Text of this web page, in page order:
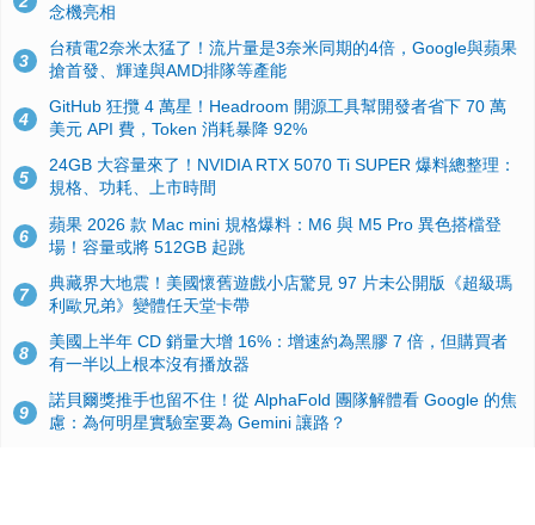
念機亮相
3
台積電2奈米太猛了！流片量是3奈米同期的4倍，Google與蘋果
搶首發、輝達與AMD排隊等產能
4
GitHub 狂攬 4 萬星！Headroom 開源工具幫開發者省下 70 萬
美元 API 費，Token 消耗暴降 92%
5
24GB 大容量來了！NVIDIA RTX 5070 Ti SUPER 爆料總整理：
規格、功耗、上市時間
6
蘋果 2026 款 Mac mini 規格爆料：M6 與 M5 Pro 異色搭檔登
場！容量或將 512GB 起跳
7
典藏界大地震！美國懷舊遊戲小店驚見 97 片未公開版《超級瑪
利歐兄弟》變體任天堂卡帶
8
美國上半年 CD 銷量大增 16%：增速約為黑膠 7 倍，但購買者
有一半以上根本沒有播放器
9
諾貝爾獎推手也留不住！從 AlphaFold 團隊解體看 Google 的焦
慮：為何明星實驗室要為 Gemini 讓路？